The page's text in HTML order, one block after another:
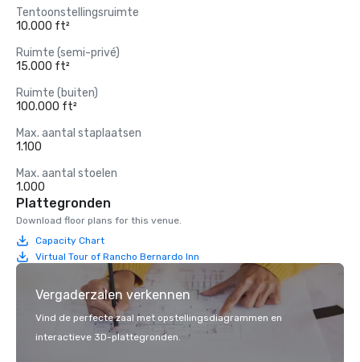
Tentoonstellingsruimte
10.000 ft²
Ruimte (semi-privé)
15.000 ft²
Ruimte (buiten)
100.000 ft²
Max. aantal staplaatsen
1.100
Max. aantal stoelen
1.000
Plattegronden
Download floor plans for this venue.
Capacity Chart
Virtual Tour of Rancho Bernardo Inn
Vergaderzalen verkennen
Vind de perfecte zaal met opstellingsdiagrammen en
interactieve 3D-plattegronden.